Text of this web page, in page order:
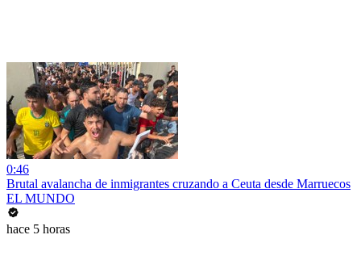
0:46
Brutal avalancha de inmigrantes cruzando a Ceuta desde Marruecos
EL MUNDO
hace 5 horas